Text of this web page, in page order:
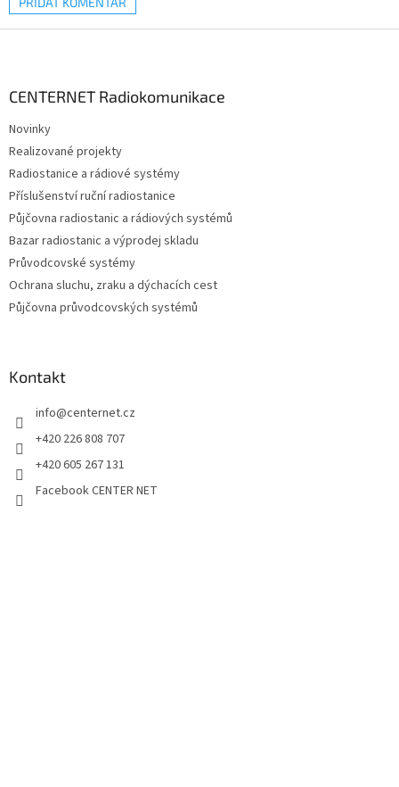
CENTERNET Radiokomunikace
Novinky
Realizované projekty
Radiostanice a rádiové systémy
Příslušenství ruční radiostanice
Půjčovna radiostanic a rádiových systémů
Bazar radiostanic a výprodej skladu
Průvodcovské systémy
Ochrana sluchu, zraku a dýchacích cest
Půjčovna průvodcovských systémů
Kontakt
info@centernet.cz
+420 226 808 707
+420 605 267 131
Facebook CENTER NET